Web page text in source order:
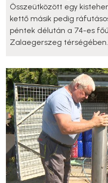
Összeütközött egy
kettő másik pedig
péntek délután a 74-es
Zalaegerszeg térségében.